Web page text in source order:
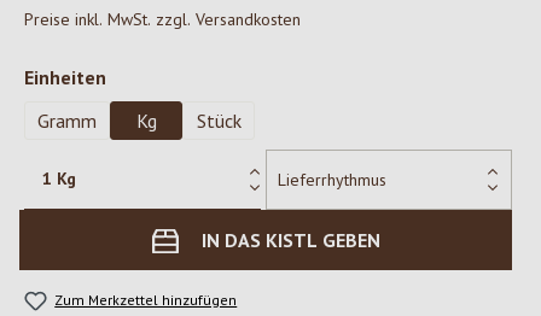
Preise inkl. MwSt. zzgl. Versandkosten
Einheiten
Gramm
Kg Stück
IN DAS KISTL GEBEN
Zum Merkzettel hinzufügen